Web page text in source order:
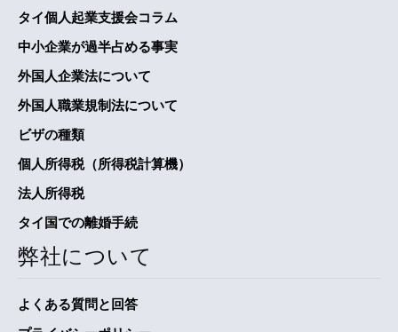
タイ個人起業支援会コラム
中小企業が過半占める事実
外国人企業法について
外国人職業規制法について
ビザの種類
個人所得税（所得税計算機）
法人所得税
タイ国での離婚手続
弊社について
よくある質問と回答